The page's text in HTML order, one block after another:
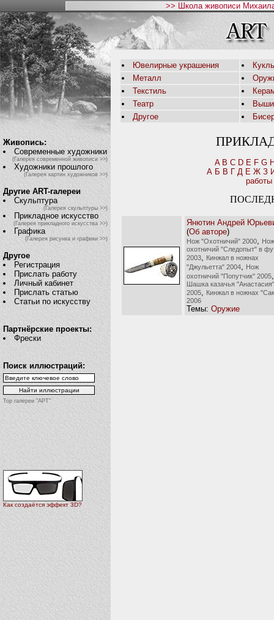
>> Школа живописи
Живопись:
Современные художники
(Галерея современной живописи >>)
Художники прошлого
(Галерея картин художников >>)
Другие ART-галереи
Скульптура
(Галерея скульптуры >>)
Прикладное искусство
(Галерея прикладного искусства >>)
Графика
(Галерея рисунка и графики >>)
Другое
Регистрация
Прислать работу
Личный кабинет
Прислать статью
Статьи по искусству
Партнёрские проекты:
Фрески
Поиск иллюстраций:
Top галереи "АРТ"
Как создаётся эффект 3D?
Ювелирные украшения
Металл
Текстиль
Театр
Другое
A B C D E F G
А Б В Г Д Е Ж З
работы
Янютин Андрей
(Об авторе)
Нож "Охотничий" 2000
Нож
охотничий "Следопыт" в
2003
Кинжал в ножнах
"Джульетта" 2004
Нож
охотничий "Попутчик" 2005
Шашка казачья "Анастасия"
2005
Кинжал в ножнах
2006
Темы: Оружие